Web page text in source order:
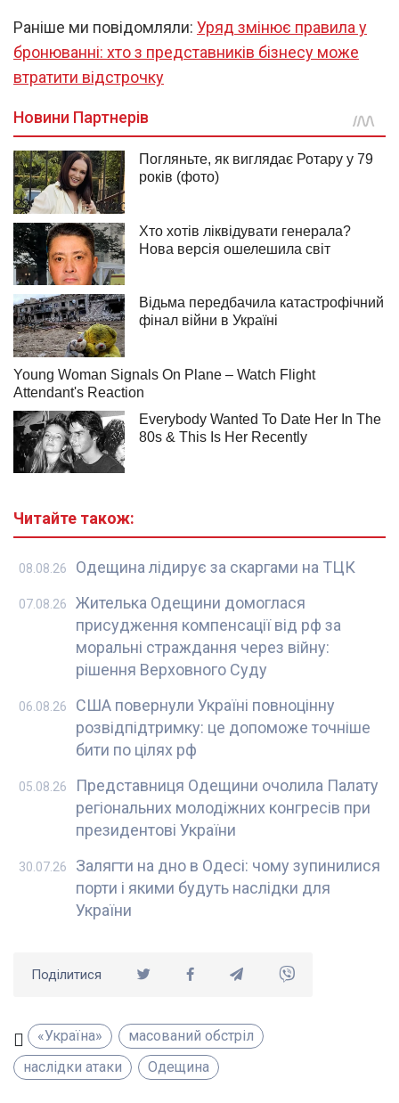
Раніше ми повідомляли: Уряд змінює правила у
бронюванні: хто з представників бізнесу може
втратити відстрочку
Читайте також:
Одещина лідирує за скаргами на ТЦК
08.08.26
Жителька Одещини домоглася
присудження компенсації від рф за
моральні страждання через війну:
рішення Верховного Суду
07.08.26
США повернули Україні повноцінну
розвідпідтримку: це допоможе точніше
бити по цілях рф
06.08.26
Представниця Одещини очолила Палату
регіональних молодіжних конгресів при
президентові України
05.08.26
Залягти на дно в Одесі: чому зупинилися
порти і якими будуть наслідки для
України
30.07.26
Поділитися
«Україна»
масований обстріл
наслідки атаки
Одещина